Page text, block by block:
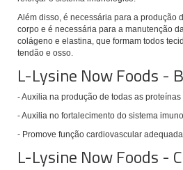
Além disso, é necessária para a produção
corpo e é necessária para a manutenção
colágeno e elastina, que formam todos
tendão e osso.
L-Lysine Now Foods -
- Auxilia na produção de todas as proteínas
- Auxilia no fortalecimento do sistema
- Promove função cardiovascular adequada.
L-Lysine Now Foods -